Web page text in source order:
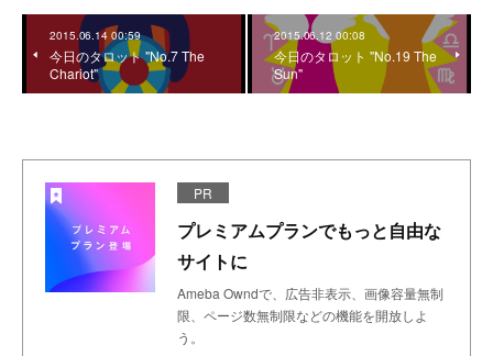
2015.06.14 00:59
今日のタロット "No.7 The
Chariot"
2015.06.12 00:08
今日のタロット "No.19 The
Sun"
PR
プレミアムプランでもっと自由な
サイトに
Ameba Owndで、広告非表示、画像容量無制
限、ページ数無制限などの機能を開放しよ
う。